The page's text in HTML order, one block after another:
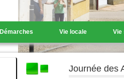
Démarches Vie locale Vie
Journée des